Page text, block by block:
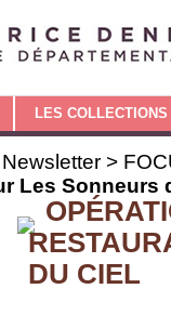
LES COLLECTIONS
Newsletter >
Les Sonneurs
DU CIEL